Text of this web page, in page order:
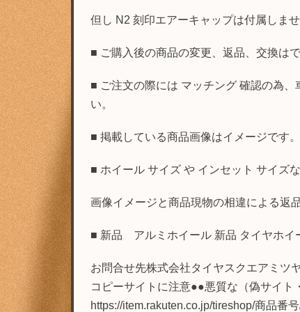
但し N2 刻印エアーキャップは付属しま
■ ご購入後の商品の変更、返品、交換は
■ ご注文の際には マッチング 確認の為
い。
■ 掲載している商品画像はイメージです。
■ ホイール サイズ や インセット サイズ
画像イメージと商品現物の相違による返
■ 新品 アルミホイール 新品 タイヤホ
お問合せ先株式会社タイヤスクエアミ
コピーサイトに注意●●悪質な（偽サイト
https://item.rakuten.co.jp/tireshop/商品番